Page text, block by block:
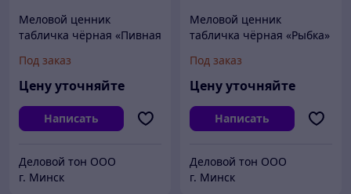
Меловой ценник
табличка чёрная «Пивная
Под заказ
Цену уточняйте
Написать
Деловой тон ООО
г. Минск
Меловой ценник
табличка чёрная «Рыбка»
Под заказ
Цену уточняйте
Написать
Деловой тон ООО
г. Минск